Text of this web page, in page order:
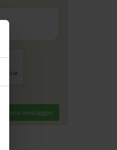
Invia messaggio